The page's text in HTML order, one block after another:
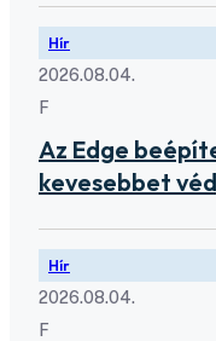
Hír
2026.08.04.
F
Az Edge
kevesebbet
Hír
2026.08.04.
F